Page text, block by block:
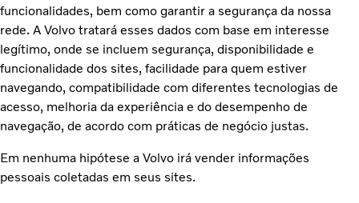
funcionalidades, bem como garantir a segurança da nossa
rede. A Volvo tratará esses dados com base em interesse
legítimo, onde se incluem segurança, disponibilidade e
funcionalidade dos sites, facilidade para quem estiver
navegando, compatibilidade com diferentes tecnologias de
acesso, melhoria da experiência e do desempenho de
navegação, de acordo com práticas de negócio justas.
Em nenhuma hipótese a Volvo irá vender informações
pessoais coletadas em seus sites.